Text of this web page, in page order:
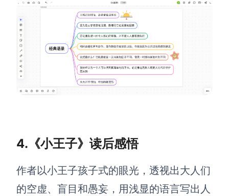
4.《小王子》读后感悟
作者以小王子孩子式的眼光，透视出大人们
的空虚、盲目和愚妄，用浅显的语言写出人